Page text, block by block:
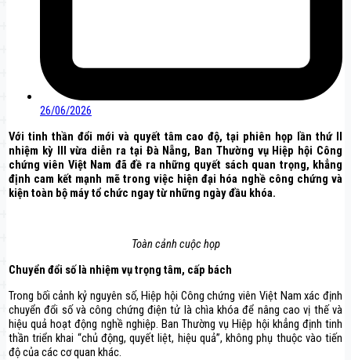
26/06/2026
Với tinh thần đổi mới và quyết tâm cao độ, tại phiên họp lần thứ II
nhiệm kỳ III vừa diễn ra tại Đà Nẵng, Ban Thường vụ Hiệp hội Công
chứng viên Việt Nam đã đề ra những quyết sách quan trọng, khẳng
định cam kết mạnh mẽ trong việc hiện đại hóa nghề công chứng và
kiện toàn bộ máy tổ chức ngay từ những ngày đầu khóa.
Toàn cảnh cuộc họp
Chuyển đổi số là nhiệm vụ trọng tâm, cấp bách
Trong bối cảnh kỷ nguyên số, Hiệp hội Công chứng viên Việt Nam xác định
chuyển đổi số và công chứng điện tử là chìa khóa để nâng cao vị thế và
hiệu quả hoạt động nghề nghiệp. Ban Thường vụ Hiệp hội khẳng định tinh
thần triển khai “chủ động, quyết liệt, hiệu quả”, không phụ thuộc vào tiến
độ của các cơ quan khác.